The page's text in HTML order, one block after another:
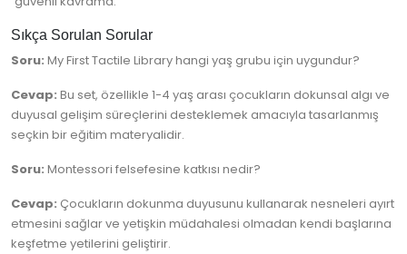
Sıkça Sorulan Sorular
Soru: My First Tactile Library hangi yaş grubu için uygundur?
Cevap: Bu set, özellikle 1-4 yaş arası çocukların dokunsal algı ve
duyusal gelişim süreçlerini desteklemek amacıyla tasarlanmış
seçkin bir eğitim materyalidir.
Soru: Montessori felsefesine katkısı nedir?
Cevap: Çocukların dokunma duyusunu kullanarak nesneleri ayırt
etmesini sağlar ve yetişkin müdahalesi olmadan kendi başlarına
keşfetme yetilerini geliştirir.